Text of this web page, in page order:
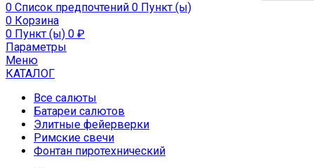
0 Список предпочтений 0 Пункт (ы)
0 Корзина
0 Пункт (ы) 0 ₽
Параметры
Меню
КАТАЛОГ
Все салюты
Батареи салютов
Элитные фейерверки
Римские свечи
Фонтан пиротехнический